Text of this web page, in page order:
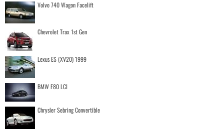
Volvo 740 Wagon Facelift
Chevrolet Trax 1st Gen
Lexus ES (XV20) 1999
BMW F80 LCI
Chrysler Sebring Convertible